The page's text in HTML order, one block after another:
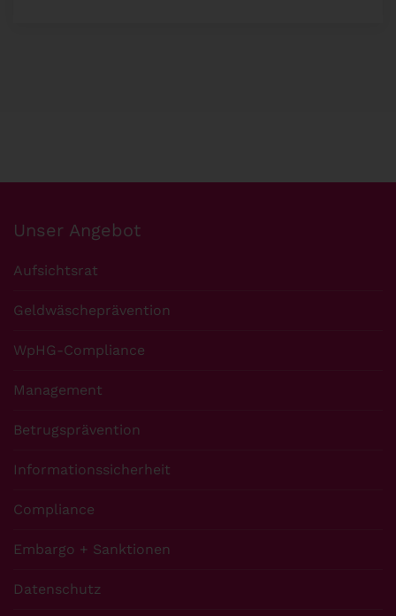
Unser Angebot
Aufsichtsrat
Geldwäscheprävention
WpHG-Compliance
Management
Betrugsprävention
Informationssicherheit
Compliance
Embargo + Sanktionen
Datenschutz